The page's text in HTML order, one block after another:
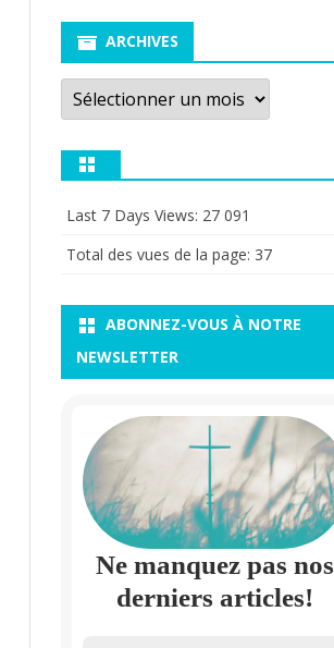
ARCHIVES
Archives
Last 7 Days Views: 27 091
Total des vues de la page: 37
ABONNEZ-VOUS À NOTRE
NEWSLETTER
Ne manquez pas nos
derniers articles!